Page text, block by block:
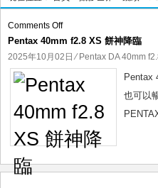
Comments Offon
Pentax
40mm
f2.8
XS
神
降
臨
Pentax 40mm f2.8 XS 餅神降臨
2025年10月02日 ⁄ Pentax DA 40mm
Pentax
也可以